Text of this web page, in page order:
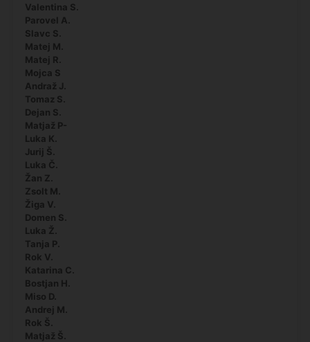
Valentina S.
Parovel A.
Slavc S.
Matej M.
Matej R.
Mojca S
Andraž J.
Tomaz S.
Dejan S.
Matjaž P-
Luka K.
Jurij Š.
Luka Č.
Žan Z.
Zsolt M.
Žiga V.
Domen S.
Luka Ž.
Tanja P.
Rok V.
Katarina C.
Bostjan H.
Miso D.
Andrej M.
Rok Š.
Matjaž Š.